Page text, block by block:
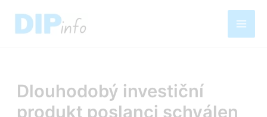
Dlouhodobý investiční
produkt poslanci schválen